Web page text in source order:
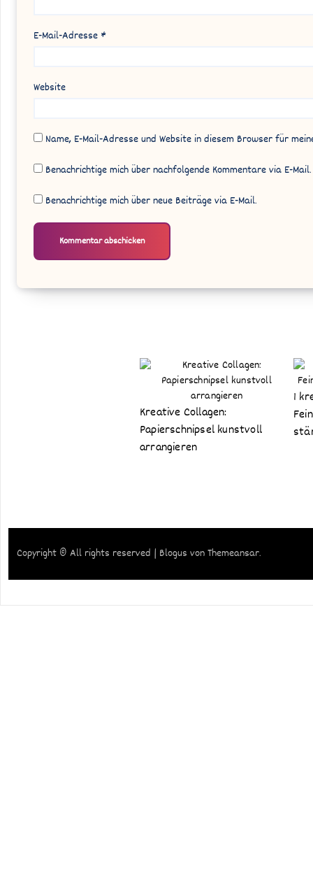
E-Mail-Adresse *
Website
Name, E-Mail-Adresse und Website in diesem Browser für
Benachrichtige mich über nachfolgende Kommentare via E-Mail.
Benachrichtige mich über neue Beiträge via E-Mail.
Kreative Collagen:
Papierschnipsel kunstvoll
arrangieren
1
Copyright © All rights reserved | Blogus vonThemeansar.